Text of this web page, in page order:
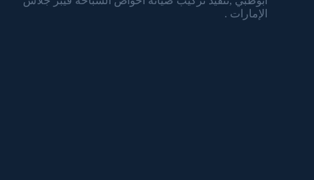
الإمارات .